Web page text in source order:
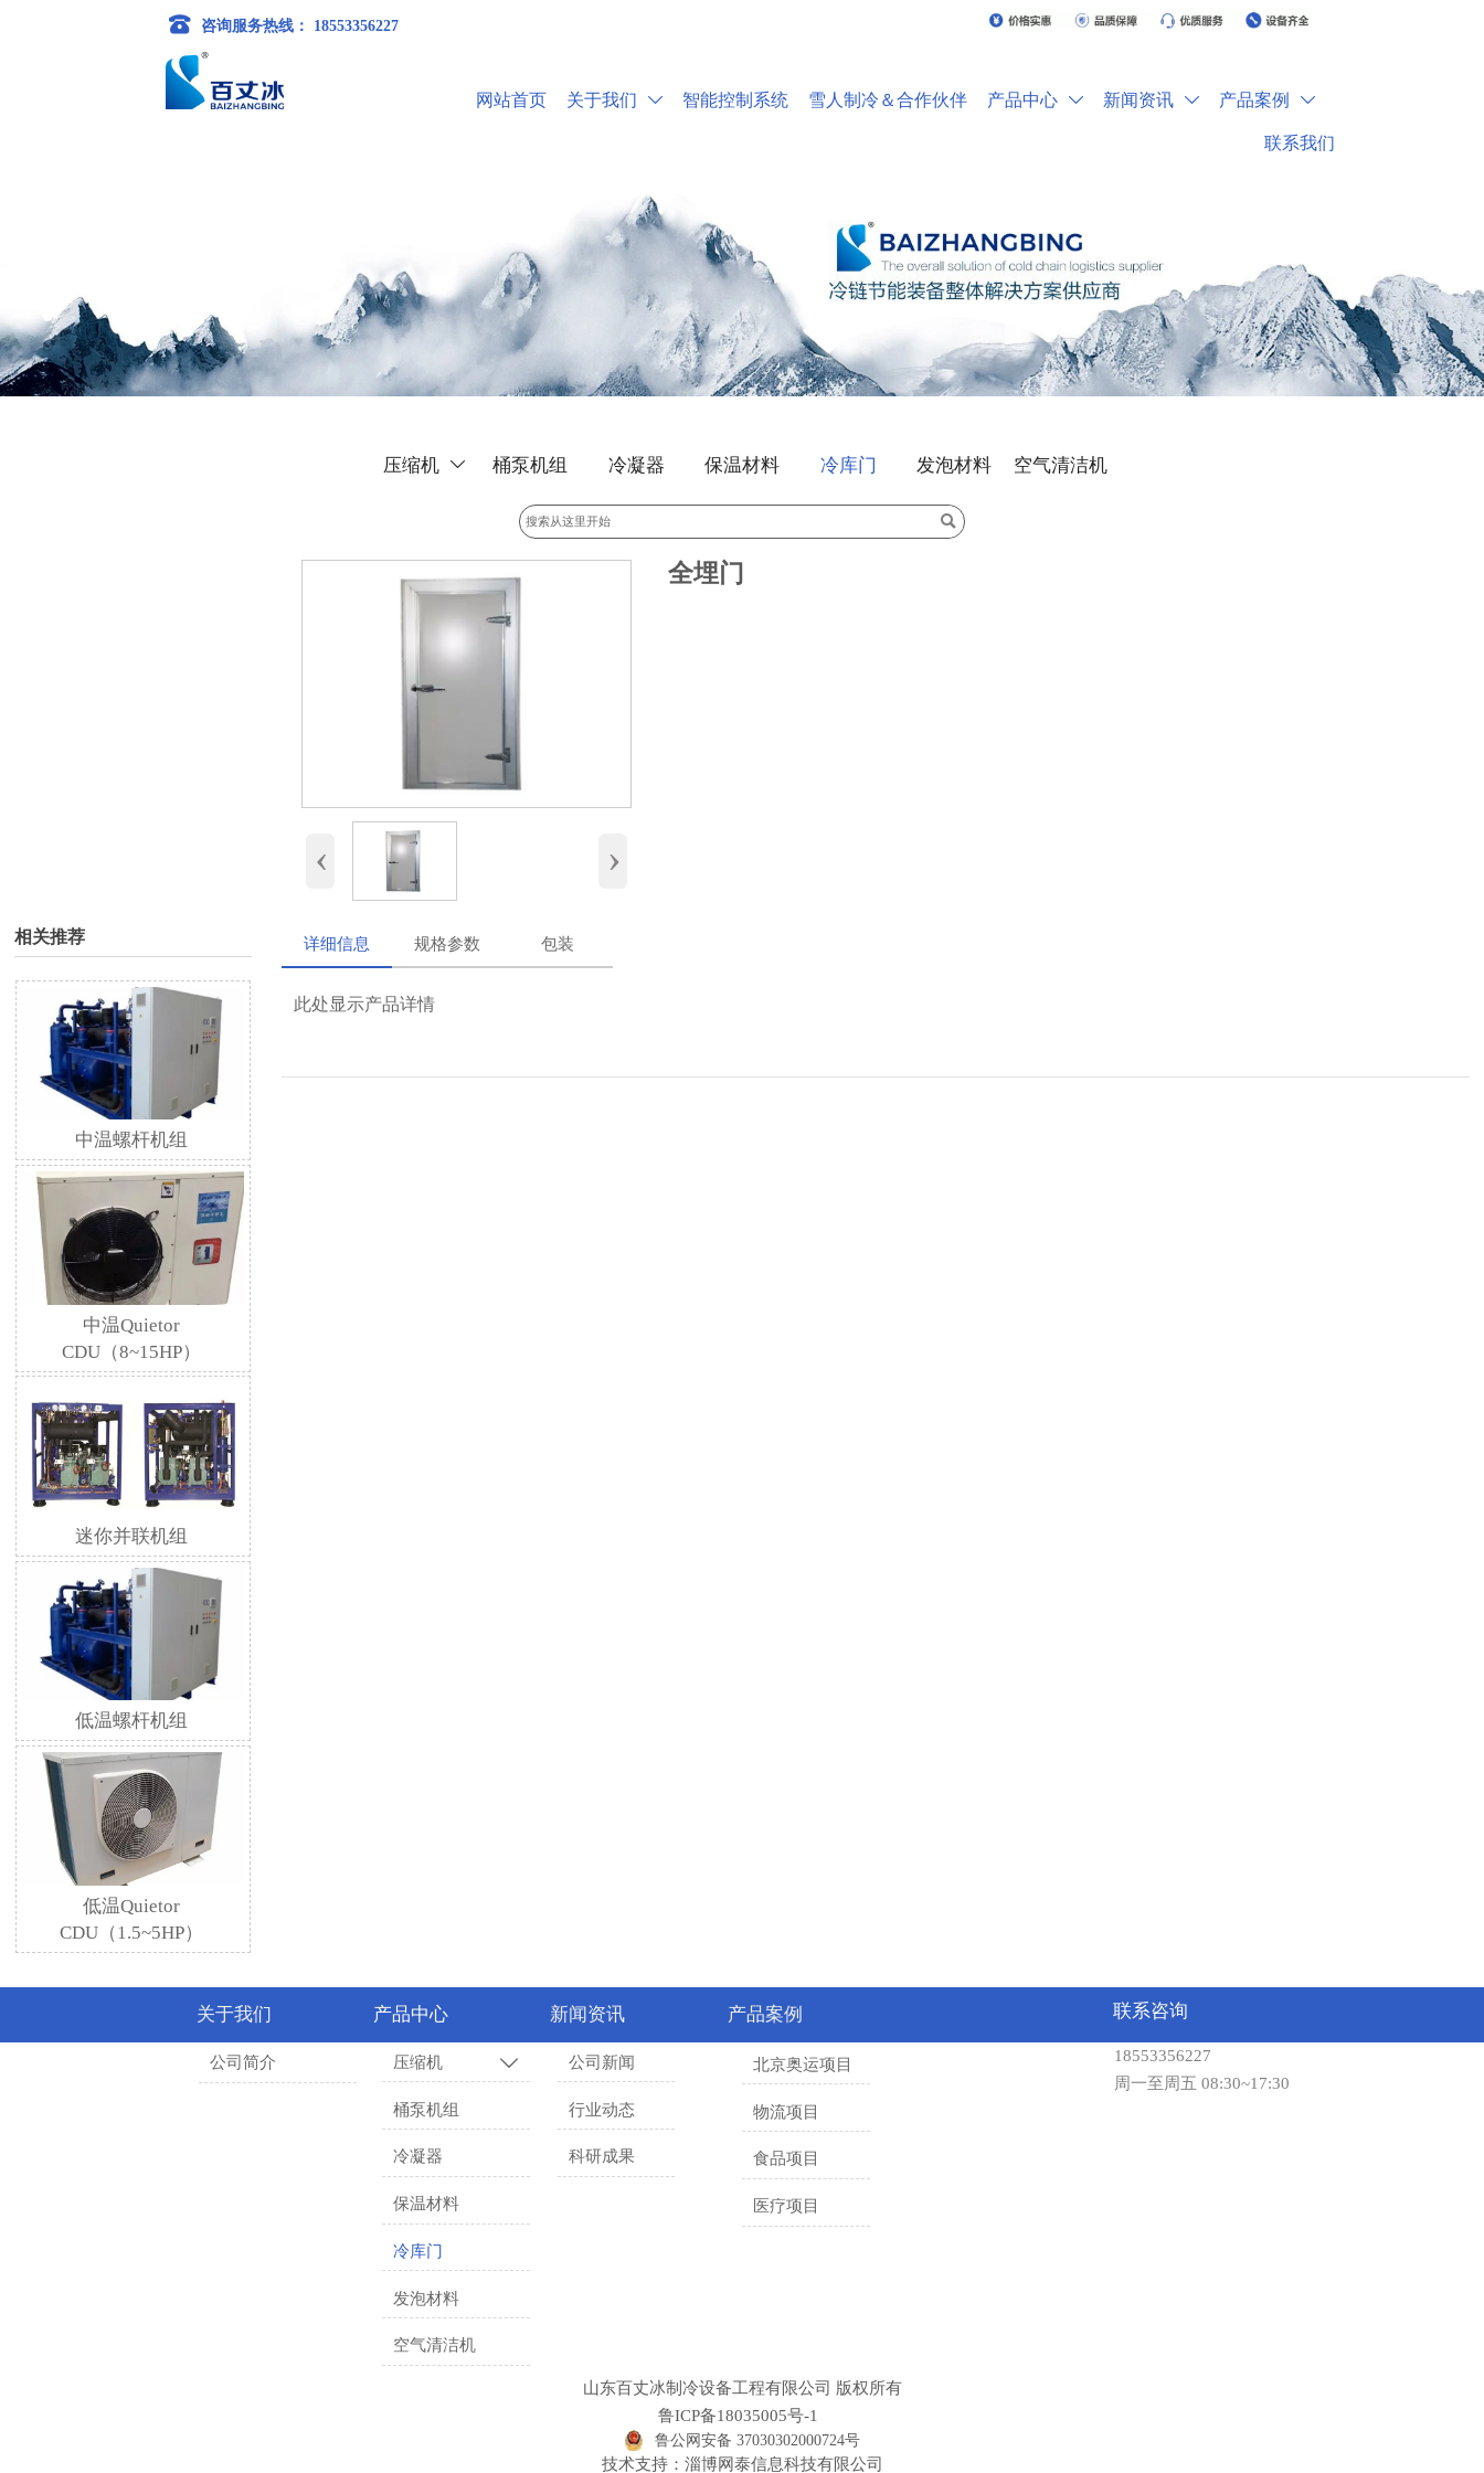
 咨询服务热线： 18553356227
网站首页 关于我们  智能控制系统 雪人制冷＆合作伙伴 产品中心  新闻资讯  产品案例 
联系我们
压缩机  桶泵机组 冷凝器 保温材料 冷库门 发泡材料 空气清洁机

‹ ›
全埋门
相关推荐
中温螺杆机组
中温Quietor
CDU（8~15HP）
迷你并联机组
低温螺杆机组
低温Quietor
CDU（1.5~5HP）
详细信息 规格参数 包装
此处显示产品详情
关于我们 产品中心 新闻资讯 产品案例 联系咨询
公司简介 压缩机 
桶泵机组
冷凝器
保温材料
冷库门
发泡材料
空气清洁机
公司新闻
行业动态
科研成果
北京奥运项目
物流项目
食品项目
医疗项目
18553356227
周一至周五 08:30~17:30
山东百丈冰制冷设备工程有限公司 版权所有
鲁ICP备18035005号-1
鲁公网安备 37030302000724号
技术支持：淄博网泰信息科技有限公司